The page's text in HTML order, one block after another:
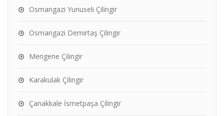
Osmangazi Yunuseli Çilingir
Osmangazi Demirtaş Çilingir
Mengene Çilingir
Karakulak Çilingir
Çanakkale İsmetpaşa Çilingir